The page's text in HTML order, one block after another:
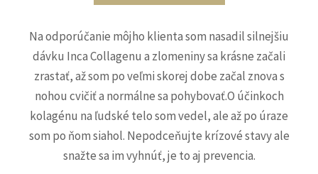
Na odporúčanie môjho klienta som nasadil silnejšiu
dávku Inca Collagenu a zlomeniny sa krásne začali
zrastať, až som po veľmi skorej dobe začal znova s
nohou cvičiť a normálne sa pohybovať.O účinkoch
kolagénu na ľudské telo som vedel, ale až po úraze
som po ňom siahol. Nepodceňujte krízové stavy ale
snažte sa im vyhnúť, je to aj prevencia.